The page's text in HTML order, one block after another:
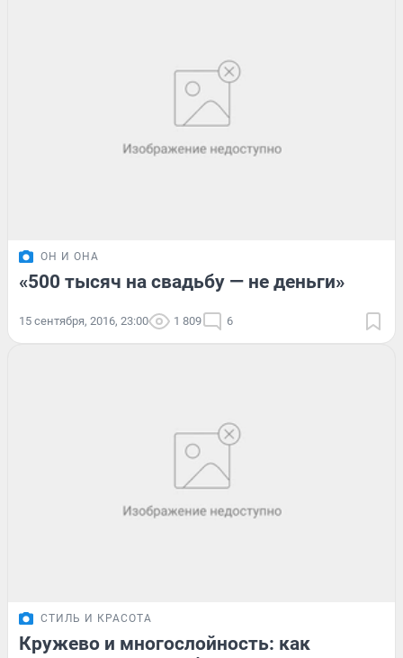
ОН И ОНА
«500 тысяч на свадьбу — не деньги»
15 сентября, 2016, 23:00 1 809 6
СТИЛЬ И КРАСОТА
Кружево и многослойность: как